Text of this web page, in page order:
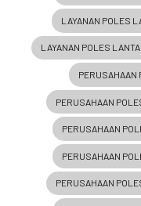
LAYANAN POLES
LAYANAN POLES
PERUSAHAAN
PERUSAHAAN
PERUSAHAAN
PERUSAHAAN
PERUSAHAAN